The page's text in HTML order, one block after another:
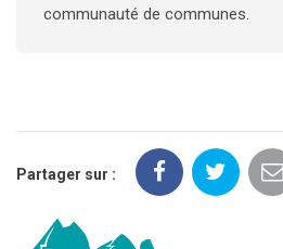
communauté de communes.
Partager sur :